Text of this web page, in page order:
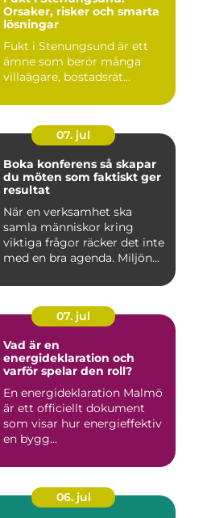
Orsaker, risker och smarta
lösningar
Fukt i Stenungsund är ett
ämne som berör många
villaägare, bostadsrät...
07. jul
Boka konferens så skapar
du möten som faktiskt ger
resultat
När en verksamhet ska
samla människor kring
viktiga frågor räcker det inte
med en bra agenda. Miljön...
07. jul
Vad är en
energideklaration och
varför spelar den roll?
En energideklaration Malmö
är ett officiellt dokument
som visar hur energieffektiv
en bygg...
06. jul